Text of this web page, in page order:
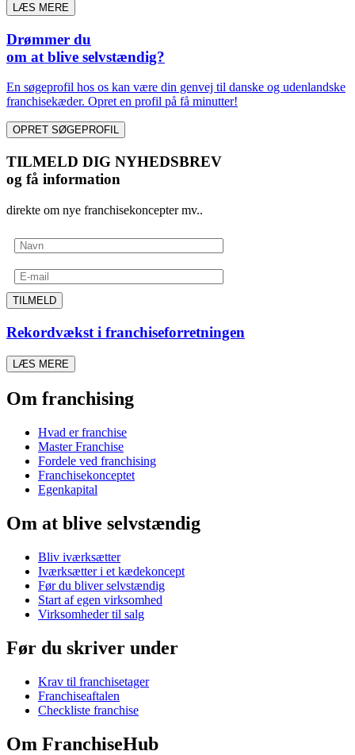
LÆS MERE
Drømmer du
om at blive selvstændig?
En søgeprofil hos os kan være din genvej til danske og udenlandske
franchisekæder. Opret en profil på få minutter!
OPRET SØGEPROFIL
TILMELD DIG NYHEDSBREV
og få information
direkte om nye franchisekoncepter mv..
TILMELD
Rekordvækst i franchiseforretningen
LÆS MERE
Om franchising
Hvad er franchise
Master Franchise
Fordele ved franchising
Franchisekonceptet
Egenkapital
Om at blive selvstændig
Bliv iværksætter
Iværksætter i et kædekoncept
Før du bliver selvstændig
Start af egen virksomhed
Virksomheder til salg
Før du skriver under
Krav til franchisetager
Franchiseaftalen
Checkliste franchise
Om FranchiseHub